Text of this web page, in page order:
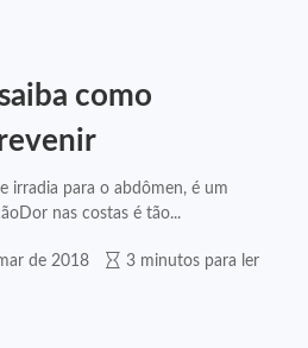
como
irradia para o abdômen, é um
nas costas é tão...
de 2018 3 minutos para ler